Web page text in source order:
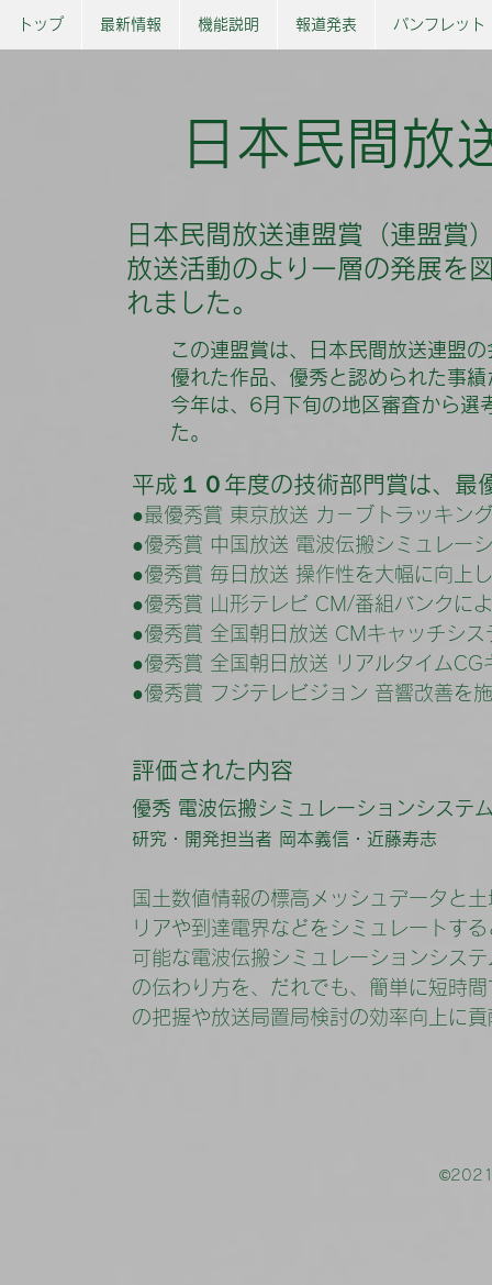
トップ 最新情報 機能説明 報道発表 パンフレット
日本民間放
日本民間放送連盟賞（連盟賞
放送活動のより一層の発展を
れました。
この連盟賞は、日本民間放送連盟
優れた作品、優秀と認められた事
今年は、6月下旬の地区審査から
た。
平成１０年度の技術部門賞は、最
●最優秀賞 東京放送 カ－ブトラッキン
●優秀賞 中国放送 電波伝搬シミュレー
●優秀賞 毎日放送 操作性を大幅に向上
●優秀賞 山形テレビ CM/番組バンクに
●優秀賞 全国朝日放送 CMキャッチシス
●優秀賞 全国朝日放送 リアルタイム
●優秀賞 フジテレビジョン 音響改善を
評価された内容
優秀 電波伝搬シミュレーションシス
研究・開発担当者 岡本義信・近藤寿志
国土数値情報の標高メッシュデータと
リアや到達電界などをシミュレートす
可能な電波伝搬シミュレーションシス
の伝わり方を、だれでも、簡単に短時
の把握や放送局置局検討の効率向上に
©2021